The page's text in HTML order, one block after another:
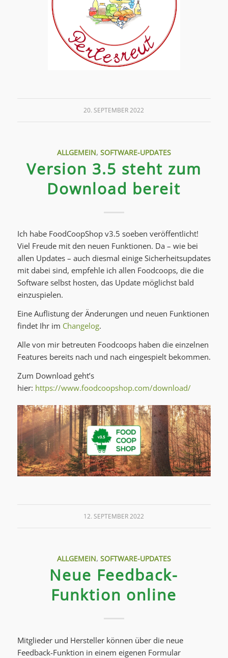
20. SEPTEMBER 2022
ALLGEMEIN, SOFTWARE-UPDATES
Version 3.5 steht zum
Download bereit
Ich habe FoodCoopShop v3.5 soeben veröffentlicht!
Viel Freude mit den neuen Funktionen. Da – wie bei
allen Updates – auch diesmal einige Sicherheitsupdates
mit dabei sind, empfehle ich allen Foodcoops, die die
Software selbst hosten, das Update möglichst bald
einzuspielen.
Eine Auflistung der Änderungen und neuen Funktionen
findet Ihr im Changelog.
Alle von mir betreuten Foodcoops haben die einzelnen
Features bereits nach und nach eingespielt bekommen.
Zum Download geht’s
hier: https://www.foodcoopshop.com/download/
12. SEPTEMBER 2022
ALLGEMEIN, SOFTWARE-UPDATES
Neue Feedback-
Funktion online
Mitglieder und Hersteller können über die neue
Feedback-Funktion in einem eigenen Formular